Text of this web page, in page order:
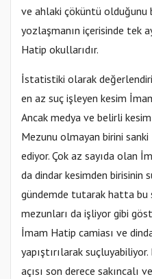
ve ahlaki çöküntü olduğunu
yozlaşmanın içerisinde tek
Hatip okullarıdır.
İstatistiki olarak
en az suç işleyen kesim
Ancak medya ve belirli
Mezunu olmayan birini
ediyor. Çok az sayıda olan
da dindar kesimden birisinin
gündemde tutarak hatta bu
mezunları da işliyor gibi
İmam Hatip camiası ve
yapıştırılarak
açısı son derece sakıncalı